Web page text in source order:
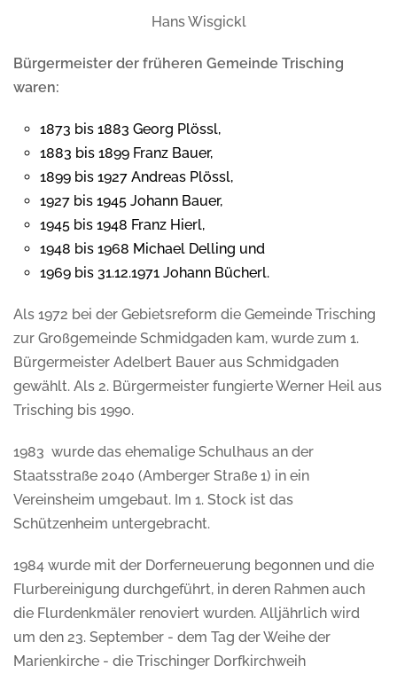
Hans Wisgickl
Bürgermeister der früheren Gemeinde Trisching
waren:
1873 bis 1883 Georg Plössl,
1883 bis 1899 Franz Bauer,
1899 bis 1927 Andreas Plössl,
1927 bis 1945 Johann Bauer,
1945 bis 1948 Franz Hierl,
1948 bis 1968 Michael Delling und
1969 bis 31.12.1971 Johann Bücherl.
Als 1972 bei der Gebietsreform die Gemeinde Trisching
zur Großgemeinde Schmidgaden kam, wurde zum 1.
Bürgermeister Adelbert Bauer aus Schmidgaden
gewählt. Als 2. Bürgermeister fungierte Werner Heil aus
Trisching bis 1990.
1983 wurde das ehemalige Schulhaus an der
Staatsstraße 2040 (Amberger Straße 1) in ein
Vereinsheim umgebaut. Im 1. Stock ist das
Schützenheim untergebracht.
1984 wurde mit der Dorferneuerung begonnen und die
Flurbereinigung durchgeführt, in deren Rahmen auch
die Flurdenkmäler renoviert wurden. Alljährlich wird
um den 23. September - dem Tag der Weihe der
Marienkirche - die Trischinger Dorfkirchweih